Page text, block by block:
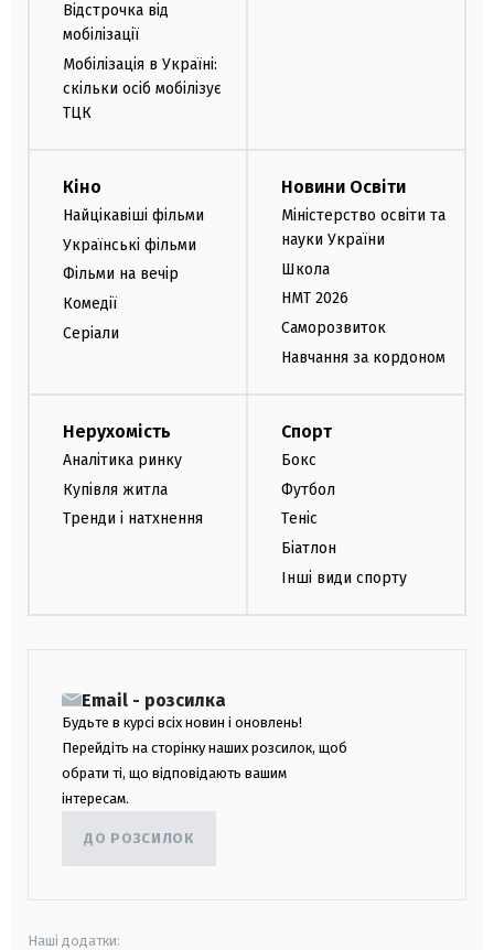
Відстрочка від
мобілізації
Мобілізація в Україні:
скільки осіб мобілізує
ТЦК
Кіно
Найцікавіші фільми
Українські фільми
Фільми на вечір
Комедії
Серіали
Новини Освіти
Міністерство освіти та
науки України
Школа
НМТ 2026
Саморозвиток
Навчання за кордоном
Нерухомість
Аналітика ринку
Купівля житла
Тренди і натхнення
Спорт
Бокс
Футбол
Теніс
Біатлон
Інші види спорту
Email - розсилка
Будьте в курсі всіх новин і оновлень!
Перейдіть на сторінку наших розсилок, щоб
обрати ті, що відповідають вашим
інтересам.
ДО РОЗСИЛОК
Наші додатки: